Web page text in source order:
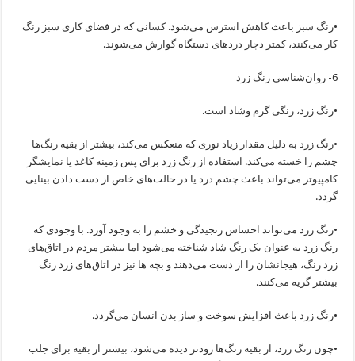
•رنگ سبز باعث کاهش استرس می‌شود. کسانی که در فضای کاری سبز رنگ
کار می‌کنند، کمتر دچار دردهای دستگاه گوارش می‌شوند.
6- روان‌شناسی رنگ زرد
•رنگ زرد، رنگی گرم وشاد است.
•رنگ زرد به دلیل مقدار زیاد نوری که منعکس می‌کند، بیشتر از بقیه رنگ‌ها
چشم را خسته می‌کند. استفاده از رنگ زرد برای پس زمینه کاغذ یا نمایشگر
کامپیوتر می‌تواند باعث چشم درد یا در حالت‌های خاص از دست دادن بینایی
گردد.
•رنگ زرد می‌تواند احساس رنجیدگی و خشم را به وجود آورد. با وجودی که
رنگ زرد به عنوان یک رنگ شاد شناخته می‌شود اما بیشتر مردم در اتاق‌های
زرد رنگ، هیجانشان را از دست می‌دهند و بچه ها نیز در اتاق‌های زرد رنگ
بیشتر گریه می‌کنند.
•رنگ زرد باعث افزایش سوخت و ساز بدن انسان می‌گردد.
•چون رنگ زرد، از بقیه رنگ‌ها زودتر دیده می‌شود، بیشتر از بقیه برای جلب